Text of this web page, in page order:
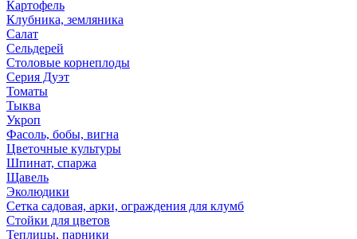
Картофель
Клубника, земляника
Салат
Сельдерей
Столовые корнеплоды
Серия Дуэт
Томаты
Тыква
Укроп
Фасоль, бобы, вигна
Цветочные культуры
Шпинат, спаржа
Щавель
Эколюдики
Сетка садовая, арки, ограждения для клумб
Стойки для цветов
Теплицы, парники